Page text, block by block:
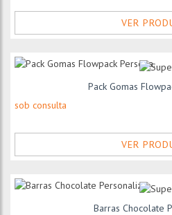
VER
Pack Gomas
sob consulta
VER
Barras Chocolate